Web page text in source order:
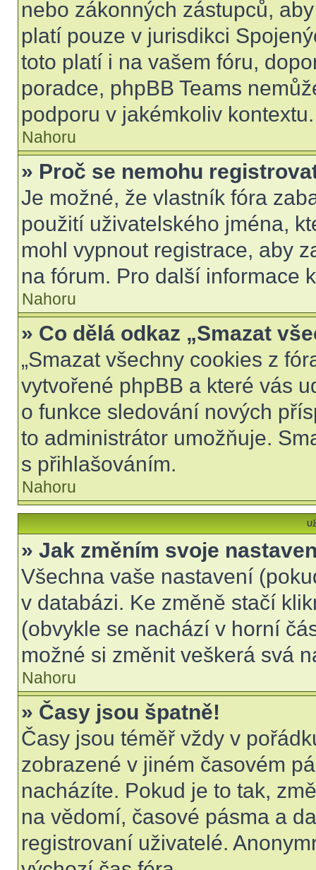
nebo zákonných zástupců,
platí pouze v jurisdikci
toto platí i na vašem fóru,
poradce, phpBB Teams
podporu v jakémkoliv kontextu.
Nahoru
» Proč se nemohu
Je možné, že vlastník fóra
použití uživatelského jména,
mohl vypnout registrace, aby
na fórum. Pro další informace
Nahoru
» Co dělá odkaz „Smazat
„Smazat všechny cookies z
vytvořené phpBB a které vás
o funkce sledování nových
to administrátor umožňuje.
s přihlašováním.
Nahoru
» Jak změním svoje
Všechna vaše nastavení
v databázi. Ke změně stačí
(obvykle se nachází v horní
možné si změnit veškerá svá
Nahoru
» Časy jsou špatně!
Časy jsou téměř vždy v
zobrazené v jiném časovém
nacházíte. Pokud je to tak,
na vědomí, časové pásma a
registrovaní uživatelé.